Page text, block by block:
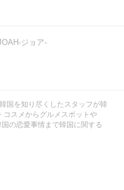
ジョア-
国を知り尽くしたスタッフが韓
コスメからグルメスポットや
の恋愛事情まで韓国に関する